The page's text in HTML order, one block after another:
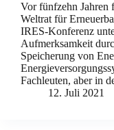
Vor fünfzehn
Weltrat für
IRES-Konferenz
Aufmerksamkeit
Speicherung von
Fachleuten, aber in
12. Juli 2021